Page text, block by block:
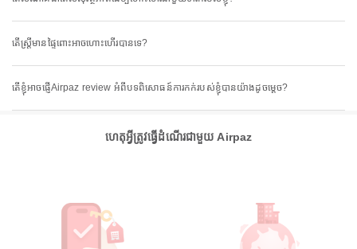
តើស្ត្រីមានផ្ទៃពោះអាចហោះហើរបានទេ?
តើខ្ញុំអាចផ្ញើAirpaz review អំពីបទពិសោធន៍ការកក់របស់ខ្ញុំបានយ៉ាងដូចម្តេច?
ហេតុអ្វីត្រូវធ្វើដំណើរជាមួយ Airpaz